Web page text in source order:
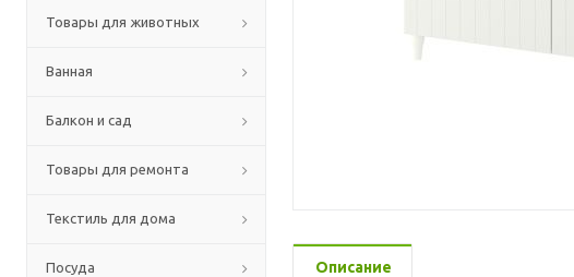
Товары для животных
Ванная
Балкон и сад
Товары для ремонта
Текстиль для дома
Посуда Описание